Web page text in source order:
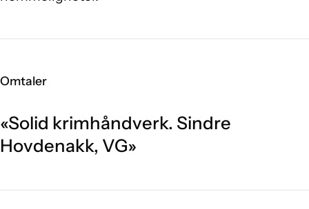
Omtaler
«Solid krimhåndverk. Sindre
Hovdenakk, VG»